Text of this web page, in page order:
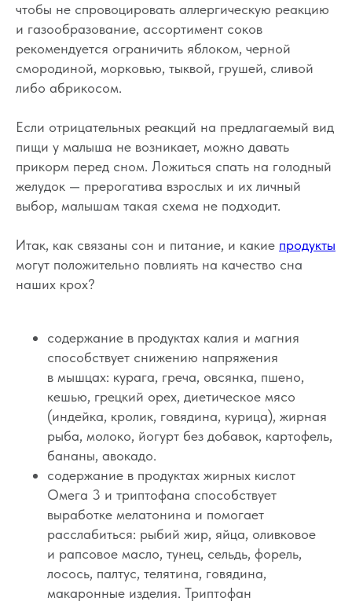
чтобы не спровоцировать аллергическую реакцию
и газообразование, ассортимент соков
рекомендуется ограничить яблоком, черной
смородиной, морковью, тыквой, грушей, сливой
либо абрикосом.
Если отрицательных реакций на предлагаемый вид
пищи у малыша не возникает, можно давать
прикорм перед сном. Ложиться спать на голодный
желудок — прерогатива взрослых и их личный
выбор, малышам такая схема не подходит.
Итак, как связаны сон и питание, и какие продукты
могут положительно повлиять на качество сна
наших крох?
содержание в продуктах калия и магния
способствует снижению напряжения
в мышцах: курага, греча, овсянка, пшено,
кешью, грецкий орех, диетическое мясо
(индейка, кролик, говядина, курица), жирная
рыба, молоко, йогурт без добавок, картофель,
бананы, авокадо.
содержание в продуктах жирных кислот
Омега 3 и триптофана способствует
выработке мелатонина и помогает
расслабиться: рыбий жир, яйца, оливковое
и рапсовое масло, тунец, сельдь, форель,
лосось, палтус, телятина, говядина,
макаронные изделия. Триптофан